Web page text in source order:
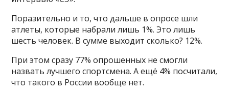
Поразительно и то, что дальше в опросе шли
атлеты, которые набрали лишь 1%. Это лишь
шесть человек. В сумме выходит сколько? 12%.
При этом сразу 77% опрошенных не смогли
назвать лучшего спортсмена. А ещё 4% посчитали,
что такого в России вообще нет.